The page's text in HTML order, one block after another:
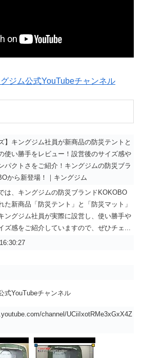
ジム公式YouTubeチャンネル
】キングジム社員が新商品の防災テントと
使い勝手をレビュー！設営後のサイズ感や
パクトさをご紹介！キングジムの防災ブラ
から新登場！｜キングジム
は、キングジムの防災ブランドKOKOBO
た新商品「防災テント」と「防災マット」
ングジム社員が実際に設営し、使い勝手や
ズ感をご紹介していますので、ぜひチェ...
式YouTubeチャンネル
channel/UCiiIxotRMe3xGxX4Z